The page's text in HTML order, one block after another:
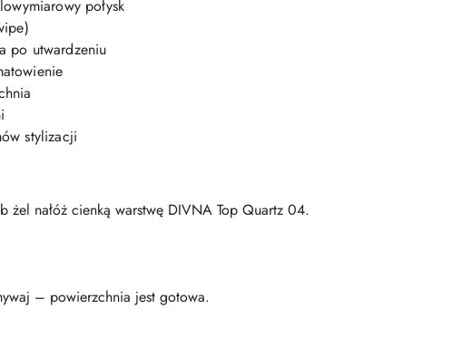
połysk
po utwardzeniu
stylizacji
żel nałóż cienką warstwę DIVNA Top Quartz 04.
– powierzchnia jest gotowa.